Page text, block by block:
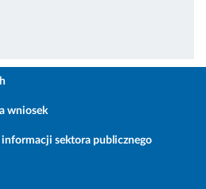
wniosek
sektora publicznego